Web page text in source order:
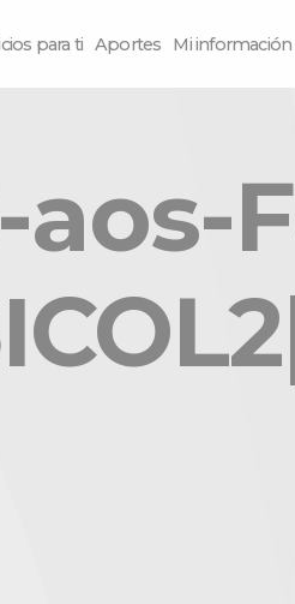
para ti Aportes Mi información
aos-